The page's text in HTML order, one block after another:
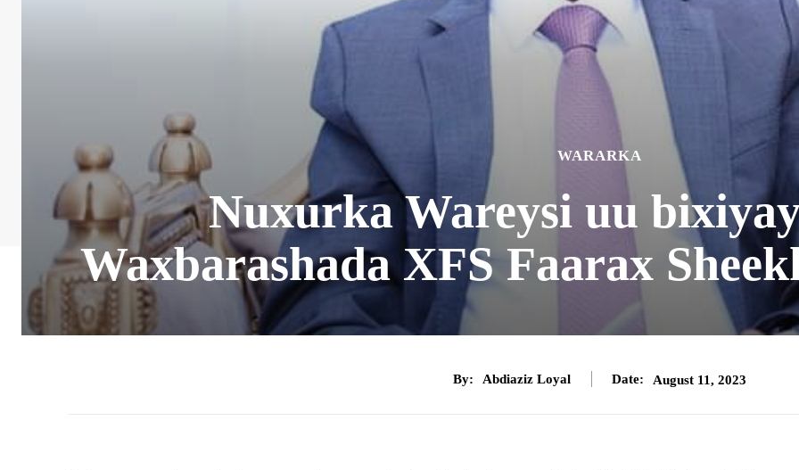
WARARKA
Nuxurka Wareysi uu
Waxbarashada XFS Faarax
By: Abdiaziz Loyal Date: August 11, 2023